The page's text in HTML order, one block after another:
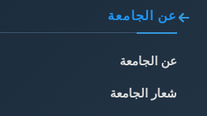
عن الجامعة
عن الجامعة
شعار الجامعة